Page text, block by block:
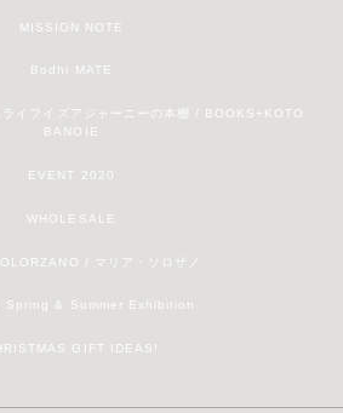
MISSION NOTE
Bodhi MATE
イフイズアジャーニーの本棚 / BOOKS+KOTO
BANOIE
EVENT 2020
WHOLESALE
/ マリア・ソロザノ
Spring & Summer Exhibition
GIFT IDEAS!